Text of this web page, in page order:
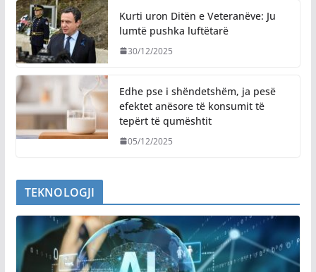
Kurti uron Ditën e Veteranëve: Ju
lumtë pushka luftëtarë
30/12/2025
Edhe pse i shëndetshëm, ja pesë
efektet anësore të konsumit të
tepërt të qumështit
05/12/2025
TEKNOLOGJI